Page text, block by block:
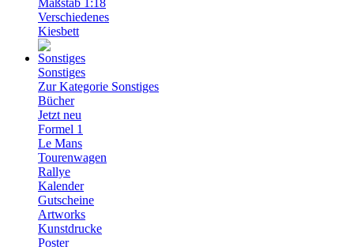
Maßstab 1:18
Verschiedenes
Kiesbett
Sonstiges
Zur Kategorie Sonstiges
Bücher
Jetzt neu
Formel 1
Le Mans
Tourenwagen
Rallye
Kalender
Gutscheine
Artworks
Kunstdrucke
Poster